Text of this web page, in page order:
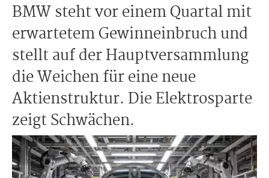
BMW steht vor einem Quartal mit
erwartetem Gewinneinbruch und
stellt auf der Hauptversammlung
die Weichen für eine neue
Aktienstruktur. Die Elektrosparte
zeigt Schwächen.